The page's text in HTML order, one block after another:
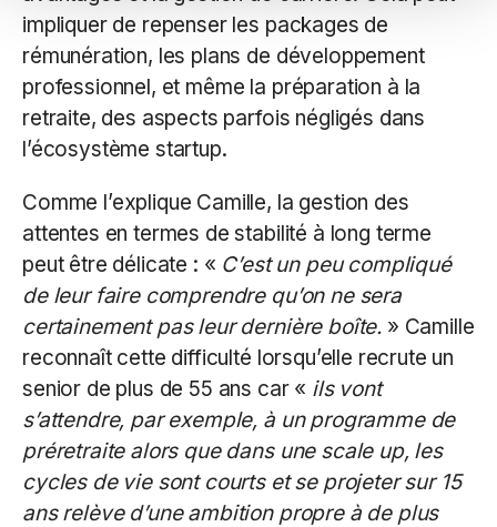
impliquer de repenser les packages de
rémunération, les plans de développement
professionnel, et même la préparation à la
retraite, des aspects parfois négligés dans
l’écosystème startup.
Comme l’explique Camille, la gestion des
attentes en termes de stabilité à long terme
peut être délicate : « C’est un peu compliqué
de leur faire comprendre qu’on ne sera
certainement pas leur dernière boîte. » Camille
reconnaît cette difficulté lorsqu’elle recrute un
senior de plus de 55 ans car « ils vont
s’attendre, par exemple, à un programme de
préretraite alors que dans une scale up, les
cycles de vie sont courts et se projeter sur 15
ans relève d’une ambition propre à de plus